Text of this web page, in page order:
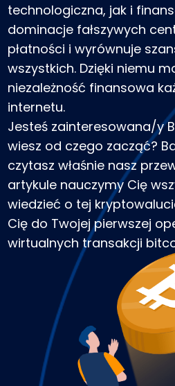
Alerty cenowe
Aktualizacje cen ulubionych
Przeglądaj aktywa
Odkryj możliwości inwestycyjne
Analiza portfolio
Inteligentna obserwacja
technologiczna, jak i
dominacje fałszywych
płatności i wyrównuje
wszystkich. Dzięki niemu
niezależność finansowa
internetu.
Jesteś zainteresowana/y
wiesz od czego zacząć?
czytasz właśnie nasz
artykule nauczymy Cię
wiedzieć o tej
Cię do Twojej pierwszej
wirtualnych transakcji